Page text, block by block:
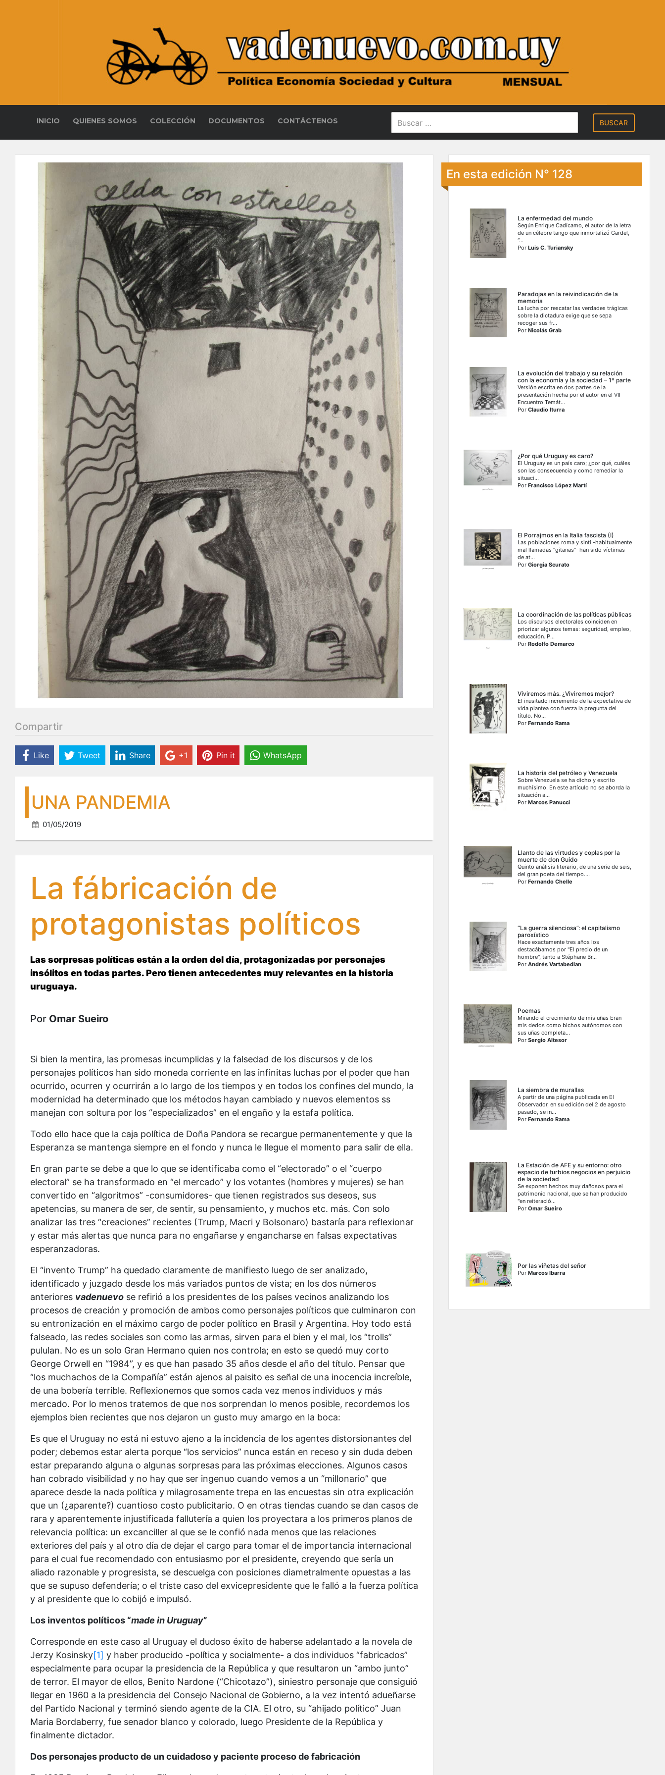
INICIO QUIENES SOMOS COLECCIÓN DOCUMENTOS CONTÁCTENOS
Compartir
Like Tweet Share +1 Pin it WhatsApp
UNA PANDEMIA
01/05/2019
La fábricación de
protagonistas políticos
Las sorpresas políticas están a la orden del día, protagonizadas por personajes
insólitos en todas partes. Pero tienen antecedentes muy relevantes en la historia
uruguaya.
Por Omar Sueiro
Si bien la mentira, las promesas incumplidas y la falsedad de los discursos y de los
personajes políticos han sido moneda corriente en las infinitas luchas por el poder que han
ocurrido, ocurren y ocurrirán a lo largo de los tiempos y en todos los confines del mundo, la
modernidad ha determinado que los métodos hayan cambiado y nuevos elementos ss
manejan con soltura por los “especializados” en el engaño y la estafa política.
Todo ello hace que la caja política de Doña Pandora se recargue permanentemente y que la
Esperanza se mantenga siempre en el fondo y nunca le llegue el momento para salir de ella.
En gran parte se debe a que lo que se identificaba como el “electorado” o el “cuerpo
electoral” se ha transformado en “el mercado” y los votantes (hombres y mujeres) se han
convertido en “algoritmos” -consumidores- que tienen registrados sus deseos, sus
apetencias, su manera de ser, de sentir, su pensamiento, y muchos etc. más. Con solo
analizar las tres “creaciones” recientes (Trump, Macri y Bolsonaro) bastaría para reflexionar
y estar más alertas que nunca para no engañarse y engancharse en falsas expectativas
esperanzadoras.
El “invento Trump” ha quedado claramente de manifiesto luego de ser analizado,
identificado y juzgado desde los más variados puntos de vista; en los dos números
anteriores vadenuevo se refirió a los presidentes de los países vecinos analizando los
procesos de creación y promoción de ambos como personajes políticos que culminaron con
su entronización en el máximo cargo de poder político en Brasil y Argentina. Hoy todo está
falseado, las redes sociales son como las armas, sirven para el bien y el mal, los “trolls”
pululan. No es un solo Gran Hermano quien nos controla; en esto se quedó muy corto
George Orwell en “1984”, y es que han pasado 35 años desde el año del título. Pensar que
“los muchachos de la Compañía” están ajenos al paisito es señal de una inocencia increíble,
de una bobería terrible. Reflexionemos que somos cada vez menos individuos y más
mercado. Por lo menos tratemos de que nos sorprendan lo menos posible, recordemos los
ejemplos bien recientes que nos dejaron un gusto muy amargo en la boca:
Es que el Uruguay no está ni estuvo ajeno a la incidencia de los agentes distorsionantes del
poder; debemos estar alerta porque “los servicios” nunca están en receso y sin duda deben
estar preparando alguna o algunas sorpresas para las próximas elecciones. Algunos casos
han cobrado visibilidad y no hay que ser ingenuo cuando vemos a un “millonario” que
aparece desde la nada política y milagrosamente trepa en las encuestas sin otra explicación
que un (¿aparente?) cuantioso costo publicitario. O en otras tiendas cuando se dan casos de
rara y aparentemente injustificada fallutería a quien los proyectara a los primeros planos de
relevancia política: un excanciller al que se le confió nada menos que las relaciones
exteriores del país y al otro día de dejar el cargo para tomar el de importancia internacional
para el cual fue recomendado con entusiasmo por el presidente, creyendo que sería un
aliado razonable y progresista, se descuelga con posiciones diametralmente opuestas a las
que se supuso defendería; o el triste caso del exvicepresidente que le falló a la fuerza política
y al presidente que lo cobijó e impulsó.
Los inventos políticos “made in Uruguay”
Corresponde en este caso al Uruguay el dudoso éxito de haberse adelantado a la novela de
Jerzy Kosinsky[1] y haber producido -política y socialmente- a dos individuos “fabricados”
especialmente para ocupar la presidencia de la República y que resultaron un “ambo junto”
de terror. El mayor de ellos, Benito Nardone (“Chicotazo”), siniestro personaje que consiguió
llegar en 1960 a la presidencia del Consejo Nacional de Gobierno, a la vez intentó adueñarse
del Partido Nacional y terminó siendo agente de la CIA. El otro, su “ahijado político” Juan
Maria Bordaberry, fue senador blanco y colorado, luego Presidente de la República y
finalmente dictador.
Dos personajes producto de un cuidadoso y paciente proceso de fabricación
En esta edición N° 128
La enfermedad del mundo
Según Enrique Cadícamo, el autor de la letra
de un célebre tango que inmortalizó Gardel,
“...
PorLuis C. Turiansky
Paradojas en la reivindicación de la
memoria
La lucha por rescatar las verdades trágicas
sobre la dictadura exige que se sepa
recoger sus fr...
PorNicolás Grab
La evolución del trabajo y su relación
con la economía y la sociedad – 1ª parte
Versión escrita en dos partes de la
presentación hecha por el autor en el VII
Encuentro Temát...
PorClaudio Iturra
¿Por qué Uruguay es caro?
El Uruguay es un país caro; ¿por qué, cuáles
son las consecuencia y como remediar la
situaci...
PorFrancisco López Martí
El Porrajmos en la Italia fascista (I)
Las poblaciones roma y sinti -habitualmente
mal llamadas “gitanas”- han sido víctimas
de at...
PorGiorgia Scurato
La coordinación de las políticas públicas
Los discursos electorales coinciden en
priorizar algunos temas: seguridad, empleo,
educación. P...
PorRodolfo Demarco
Viviremos más. ¿Viviremos mejor?
El inusitado incremento de la expectativa de
vida plantea con fuerza la pregunta del
título. No...
PorFernando Rama
La historia del petróleo y Venezuela
Sobre Venezuela se ha dicho y escrito
muchísimo. En este artículo no se aborda la
situación a...
PorMarcos Panucci
Llanto de las virtudes y coplas por la
muerte de don Guido
Quinto análisis literario, de una serie de seis,
del gran poeta del tiempo....
PorFernando Chelle
“La guerra silenciosa”: el capitalismo
paroxístico
Hace exactamente tres años los
destacábamos por "El precio de un
hombre", tanto a Stéphane Br...
PorAndrés Vartabedian
Poemas
Mirando el crecimiento de mis uñas Eran
mis dedos como bichos autónomos con
sus uñas completa...
PorSergio Altesor
La siembra de murallas
A partir de una página publicada en El
Observador, en su edición del 2 de agosto
pasado, se in...
PorFernando Rama
La Estación de AFE y su entorno: otro
espacio de turbios negocios en perjuicio
de la sociedad
Se exponen hechos muy dañosos para el
patrimonio nacional, que se han producido
"en reiteració...
PorOmar Sueiro
Por las viñetas del señor
PorMarcos Ibarra